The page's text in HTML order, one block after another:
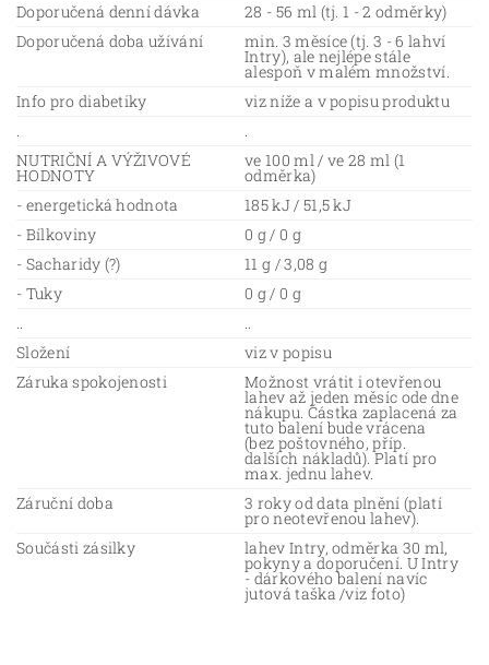
Doporučená denní dávka
28 - 56 ml (tj. 1 - 2 odměrky)
Doporučená doba užívání
min. 3 měsíce (tj. 3 - 6 lahví
Intry), ale nejlépe stále
alespoň v malém množství.
Info pro diabetiky
viz níže a v popisu produktu
.
.
NUTRIČNÍ A VÝŽIVOVÉ
HODNOTY
ve 100 ml / ve 28 ml (1
odměrka)
- energetická hodnota
185 kJ / 51,5 kJ
- Bílkoviny
0 g / 0 g
- Sacharidy (?)
11 g / 3,08 g
- Tuky
0 g / 0 g
..
..
Složení
viz v popisu
Záruka spokojenosti
Možnost vrátit i otevřenou
lahev až jeden měsíc ode dne
nákupu. Částka zaplacená za
tuto balení bude vrácena
(bez poštovného, příp.
dalších nákladů). Platí pro
max. jednu lahev.
Záruční doba
3 roky od data plnění (platí
pro neotevřenou lahev).
Součásti zásilky
lahev Intry, odměrka 30 ml,
pokyny a doporučení. U Intry
- dárkového balení navíc
jutová taška /viz foto)